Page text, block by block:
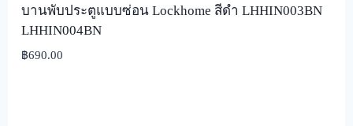
บานพับประตูแบบซ่อน Lockhome สีดำ LHHIN003BN
LHHIN004BN
฿690.00